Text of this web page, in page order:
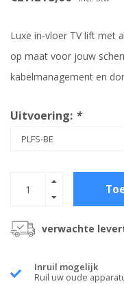
Luxe in-vloer TV lift met
op maat voor jouw
kabelmanagement en
Uitvoering: *
verwachte
Inruil mogelijk
Ruil uw oude